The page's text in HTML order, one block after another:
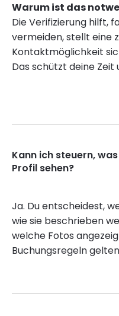
Warum ist das
Die Verifizierung hilft,
vermeiden, stellt eine
Kontaktmöglichkeit
Das schützt deine Zeit
Kann ich steuern,
Profil sehen?
Ja. Du entscheidest,
wie sie beschrieben
welche Fotos
Buchungsregeln